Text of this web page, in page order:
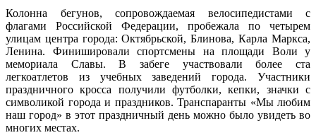
Колонна бегунов, сопровождаемая велосипедистами с
флагами Российской Федерации, пробежала по четырем
улицам центра города: Октябрьской, Блинова, Карла Маркса,
Ленина. Финишировали спортсмены на площади Воли у
мемориала Славы. В забеге участвовали более ста
легкоатлетов из учебных заведений города. Участники
праздничного кросса получили футболки, кепки, значки с
символикой города и праздников. Транспаранты «Мы любим
наш город» в этот праздничный день можно было увидеть во
многих местах.